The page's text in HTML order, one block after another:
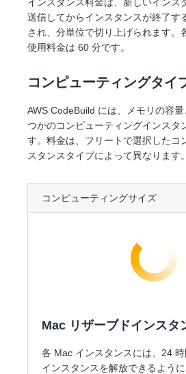
送信してからインスタンスが終了す
され、分単位で切り上げられます。
使用料金は 60 分です。
コンピューティングタイ
AWS CodeBuild には、メモリの容量
つかのコンピューティングインスタ
す。料金は、フリートで選択したコ
スタンスタイプによって異なります。
コンピューティングサイズ
Mac リザーブドインスタ
各 Mac インスタンスには、24
インスタンスを解放できるよう